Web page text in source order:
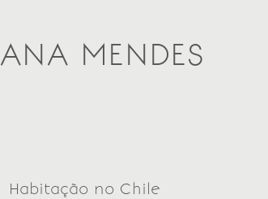
ANA MENDES
Habitação no Chile